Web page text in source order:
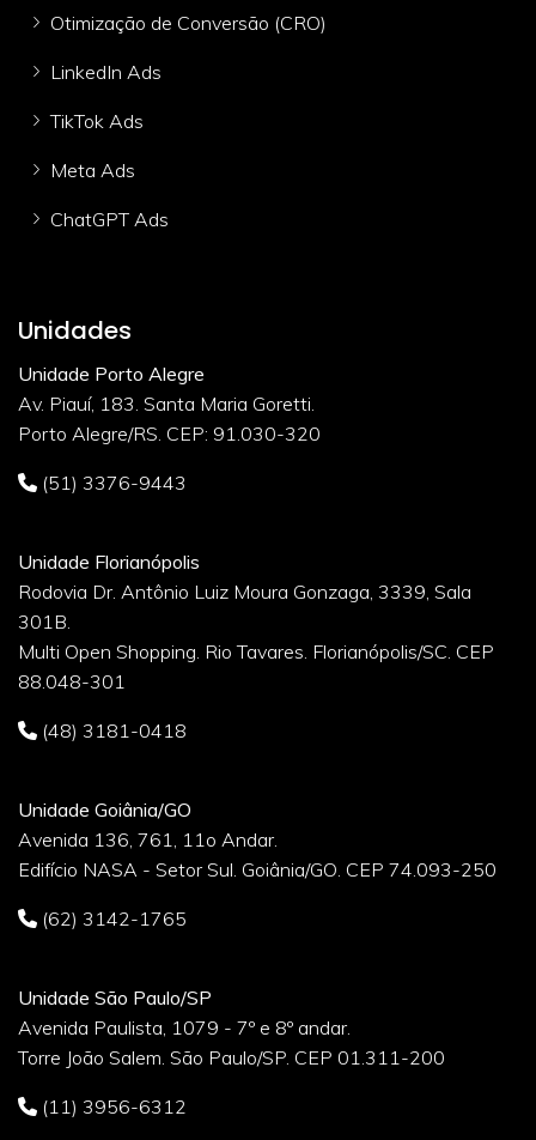
Otimização de Conversão (CRO)
LinkedIn Ads
TikTok Ads
Meta Ads
ChatGPT Ads
Unidades
Unidade Porto Alegre
Av. Piauí, 183. Santa Maria Goretti.
Porto Alegre/RS. CEP: 91.030-320
(51) 3376-9443
Unidade Florianópolis
Rodovia Dr. Antônio Luiz Moura Gonzaga, 3339, Sala
301B.
Multi Open Shopping. Rio Tavares. Florianópolis/SC. CEP
88.048-301
(48) 3181-0418
Unidade Goiânia/GO
Avenida 136, 761, 11o Andar.
Edifício NASA - Setor Sul. Goiânia/GO. CEP 74.093-250
(62) 3142-1765
Unidade São Paulo/SP
Avenida Paulista, 1079 - 7º e 8º andar.
Torre João Salem. São Paulo/SP. CEP 01.311-200
(11) 3956-6312